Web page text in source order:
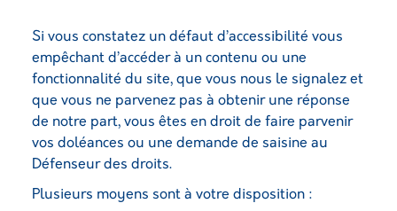
Si vous constatez un défaut d’accessibilité vous
empêchant d’accéder à un contenu ou une
fonctionnalité du site, que vous nous le signalez et
que vous ne parvenez pas à obtenir une réponse
de notre part, vous êtes en droit de faire parvenir
vos doléances ou une demande de saisine au
Défenseur des droits.
Plusieurs moyens sont à votre disposition :